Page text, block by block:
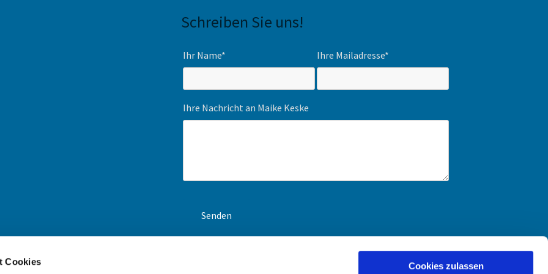
Cookies Cookies zulassen
Navi und unsere
Schreiben Sie uns!
Ihr Name* Ihre Mailadresse*
Ihre Nachricht an Maike Keske